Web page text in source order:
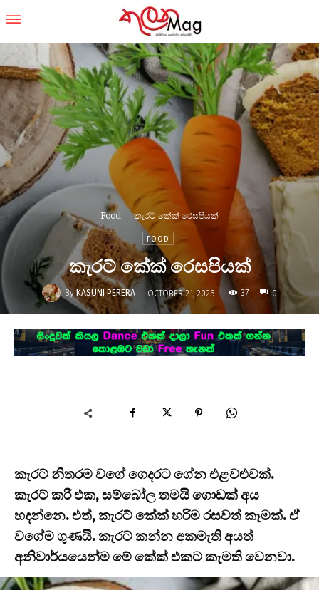
Food කැරට් කේක් රෙසපියක්
FOOD
කැරට් කේක් රෙසපියක්
By KASUNI PERERA - OCTOBER 21, 2025 37 0
කැරට් නිතරම වගේ ගෙදරට ගේන එළවළුවක්.
කැරට් කරි එක, සම්බෝල තමයි ගොඩක් අය
හදන්නෙ. එත්, කැරට් කේක් හරිම රසවත් කෑමක්. ඒ
වගේම ගුණයි. කැරට් කන්න අකමැති අයත්
අනිවාර්යයෙන්ම මේ කේක් එකට කැමති වෙනවා.